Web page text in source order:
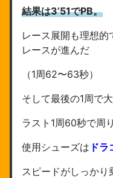
結果は3’51でPB。
レース展開も理想的
レースが進んだ
（1周62〜63秒）
そして最後の1周で
ラスト1周60秒で周
使用シューズは ド
スピードがしっか